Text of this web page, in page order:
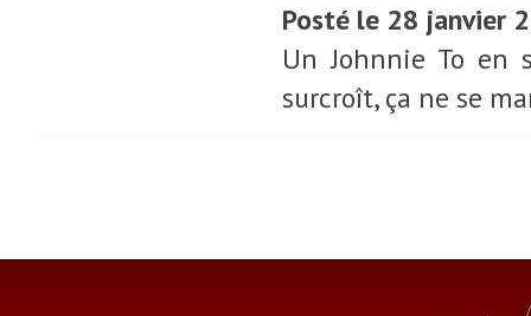
Posté le 28 janvier
Un Johnnie To en
surcroît, ça ne se